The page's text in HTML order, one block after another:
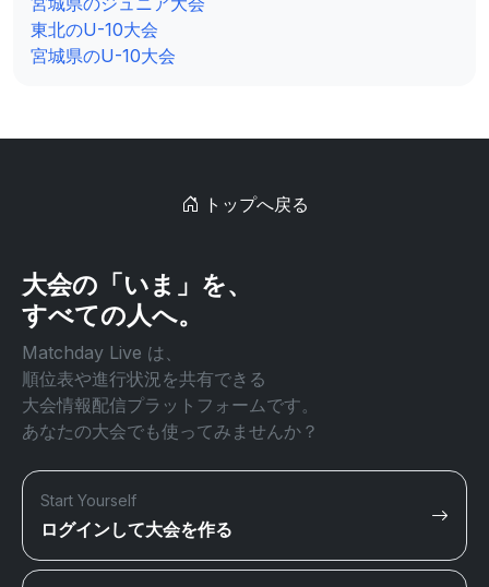
東北のU-10大会
宮城県のU-10大会
トップへ戻る
大会の「いま」を、
すべての人へ。
Matchday Live は、
順位表や進行状況を共有できる
大会情報配信プラットフォームです。
あなたの大会でも使ってみませんか？
Start Yourself
ログインして大会を作る